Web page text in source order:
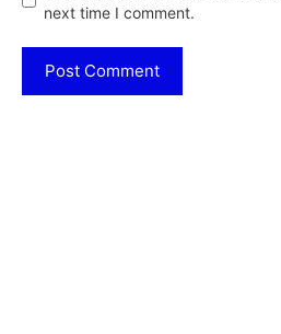
next time I comment.